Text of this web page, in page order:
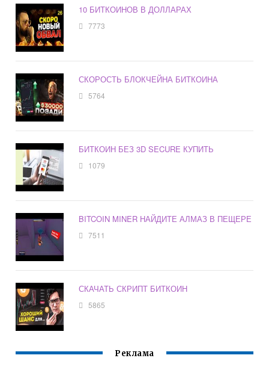
10 БИТКОИНОВ В ДОЛЛАРАХ
7773
СКОРОСТЬ БЛОКЧЕЙНА БИТКОИНА
5764
БИТКОИН БЕЗ 3D SECURE КУПИТЬ
1079
BITCOIN MINER НАЙДИТЕ АЛМАЗ В ПЕЩЕРЕ
7511
СКАЧАТЬ СКРИПТ БИТКОИН
5865
Реклама